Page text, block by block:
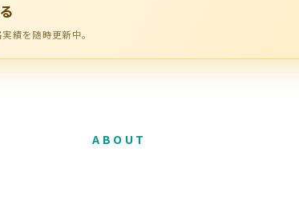
績を随時更新中。
ABOUT